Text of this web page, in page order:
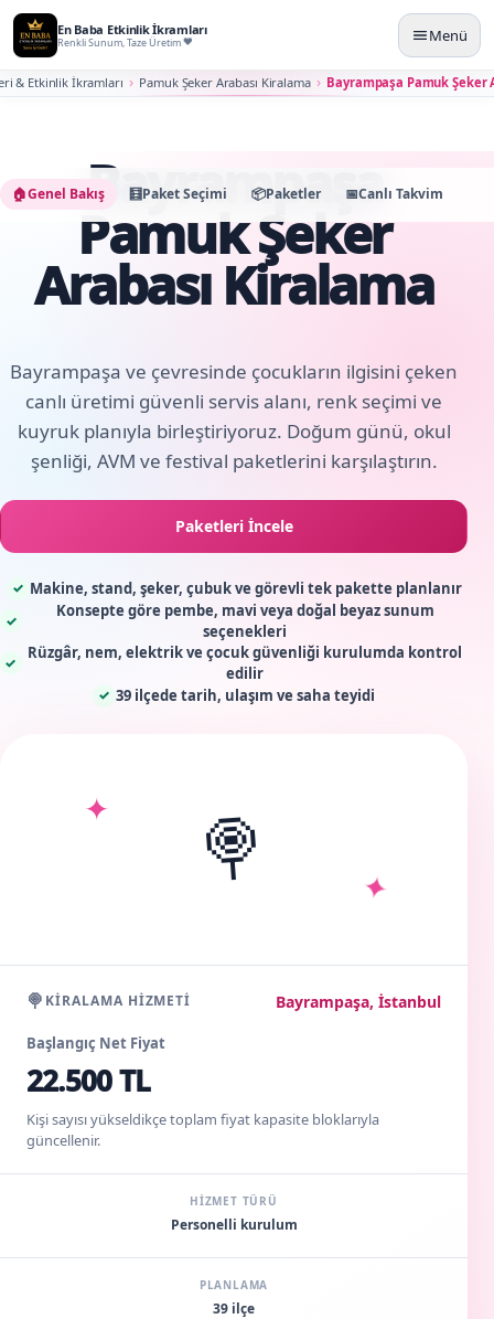
En Baba Etkinlik İkramları
Renkli Sunum, Taze Üretim Menü
& Etkinlik İkramları Pamuk Şeker Arabası Kiralama Bayrampaşa Pamuk Şeker
🏠Genel Bakış 🧮Paket Seçimi 📦Paketler 📅Canlı Takvim
Bayrampaşa
Pamuk Şeker
Arabası Kiralama
Bayrampaşa ve çevresinde çocukların ilgisini çeken
canlı üretimi güvenli servis alanı, renk seçimi ve
kuyruk planıyla birleştiriyoruz. Doğum günü, okul
şenliği, AVM ve festival paketlerini karşılaştırın.
Paketleri İncele
✓ Makine, stand, şeker, çubuk ve görevli tek pakette planlanır
✓
Konsepte göre pembe, mavi veya doğal beyaz sunum
seçenekleri
✓
Rüzgâr, nem, elektrik ve çocuk güvenliği kurulumda kontrol
edilir
✓ 39 ilçede tarih, ulaşım ve saha teyidi
🍭
✦
✦
🍭 KIRALAMA HIZMETI Bayrampaşa, İstanbul
Başlangıç Net Fiyat
22.500 TL
Kişi sayısı yükseldikçe toplam fiyat kapasite bloklarıyla
güncellenir.
HIZMET TÜRÜ
Personelli kurulum
PLANLAMA
39 ilçe